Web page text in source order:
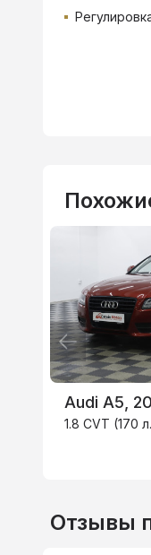
Audi A5,
1.8 CVT (170
Отзывы